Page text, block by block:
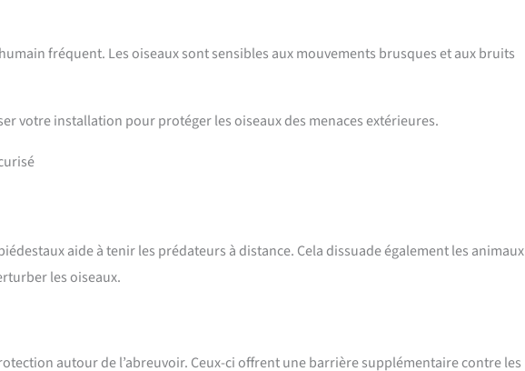
fréquent. Les oiseaux sont sensibles aux mouvements brusques et aux bruits
votre installation pour protéger les oiseaux des menaces extérieures.
aide à tenir les prédateurs à distance. Cela dissuade également les animaux
les oiseaux.
autour de l’abreuvoir. Ceux-ci offrent une barrière supplémentaire contre les